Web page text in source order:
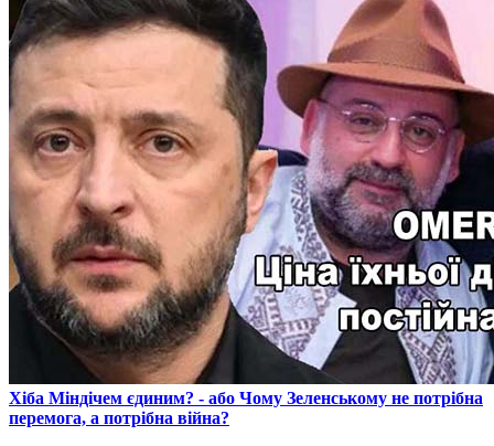
​Хіба Міндічем єдиним? - або Чому Зеленському не потрібна
перемога, а потрібна війна?